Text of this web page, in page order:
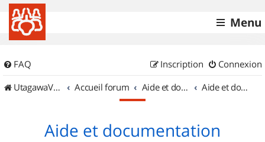
Menu
FAQ Connexion
Inscription
UtagawaVTT (Randos VTT et VTTAE avec traces GPS)
Accueil forum Aide et documentation Aide et documentation
Aide et documentation